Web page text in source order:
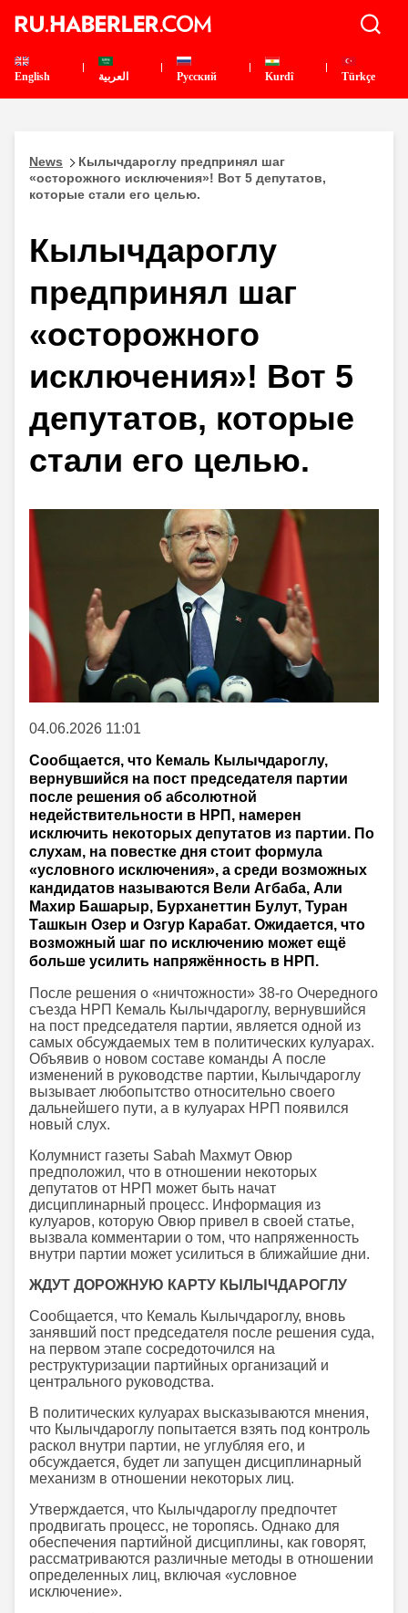
English العربية Pусский Kurdî Türkçe
News
Кылычдароглу предпринял шаг
«осторожного исключения»! Вот 5 депутатов,
которые стали его целью.
Кылычдароглу
предпринял шаг
«осторожного
исключения»! Вот 5
депутатов, которые
стали его целью.
04.06.2026 11:01
Сообщается, что Кемаль Кылычдароглу,
вернувшийся на пост председателя партии
после решения об абсолютной
недействительности в НРП, намерен
исключить некоторых депутатов из партии. По
слухам, на повестке дня стоит формула
«условного исключения», а среди возможных
кандидатов называются Вели Агбаба, Али
Махир Башарыр, Бурханеттин Булут, Туран
Ташкын Озер и Озгур Карабат. Ожидается, что
возможный шаг по исключению может ещё
больше усилить напряжённость в НРП.
После решения о «ничтожности» 38-го Очередного
съезда НРП Кемаль Кылычдароглу, вернувшийся
на пост председателя партии, является одной из
самых обсуждаемых тем в политических кулуарах.
Объявив о новом составе команды А после
изменений в руководстве партии, Кылычдароглу
вызывает любопытство относительно своего
дальнейшего пути, а в кулуарах НРП появился
новый слух.
Колумнист газеты Sabah Махмут Овюр
предположил, что в отношении некоторых
депутатов от НРП может быть начат
дисциплинарный процесс. Информация из
кулуаров, которую Овюр привел в своей статье,
вызвала комментарии о том, что напряженность
внутри партии может усилиться в ближайшие дни.
ЖДУТ ДОРОЖНУЮ КАРТУ КЫЛЫЧДАРОГЛУ
Сообщается, что Кемаль Кылычдароглу, вновь
занявший пост председателя после решения суда,
на первом этапе сосредоточился на
реструктуризации партийных организаций и
центрального руководства.
В политических кулуарах высказываются мнения,
что Кылычдароглу попытается взять под контроль
раскол внутри партии, не углубляя его, и
обсуждается, будет ли запущен дисциплинарный
механизм в отношении некоторых лиц.
Утверждается, что Кылычдароглу предпочтет
продвигать процесс, не торопясь. Однако для
обеспечения партийной дисциплины, как говорят,
рассматриваются различные методы в отношении
определенных лиц, включая «условное
исключение».